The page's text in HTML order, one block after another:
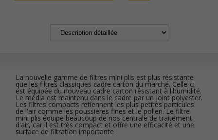
La nouvelle gamme de filtres mini plis est plus résistante
que les filtres classiques cadre carton du marché. Celle-ci
est équipée du nouveau cadre carton résistant à l'humidité.
Le média est maintenu dans le cadre par un joint polyester.
Les filtres compacts retiennent les plus petites particules
de l'air comme les poussières fines et le pollen. Le filtre
mini plis équipe beaucoup de nos centrale de traitement
d'air, car il est très compact et offre une efficacité et une
surface de filtration importante